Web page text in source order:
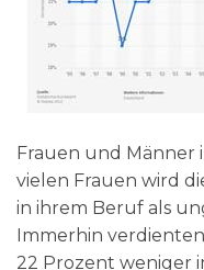
Frauen und Männer
vielen Frauen wird
in ihrem Beruf als
Immerhin
22 Prozent weniger